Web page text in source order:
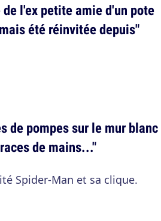
l'ex petite amie d'un pote
été réinvitée depuis"
de pompes sur le mur blanc
de mains..."
Spider-Man et sa clique.